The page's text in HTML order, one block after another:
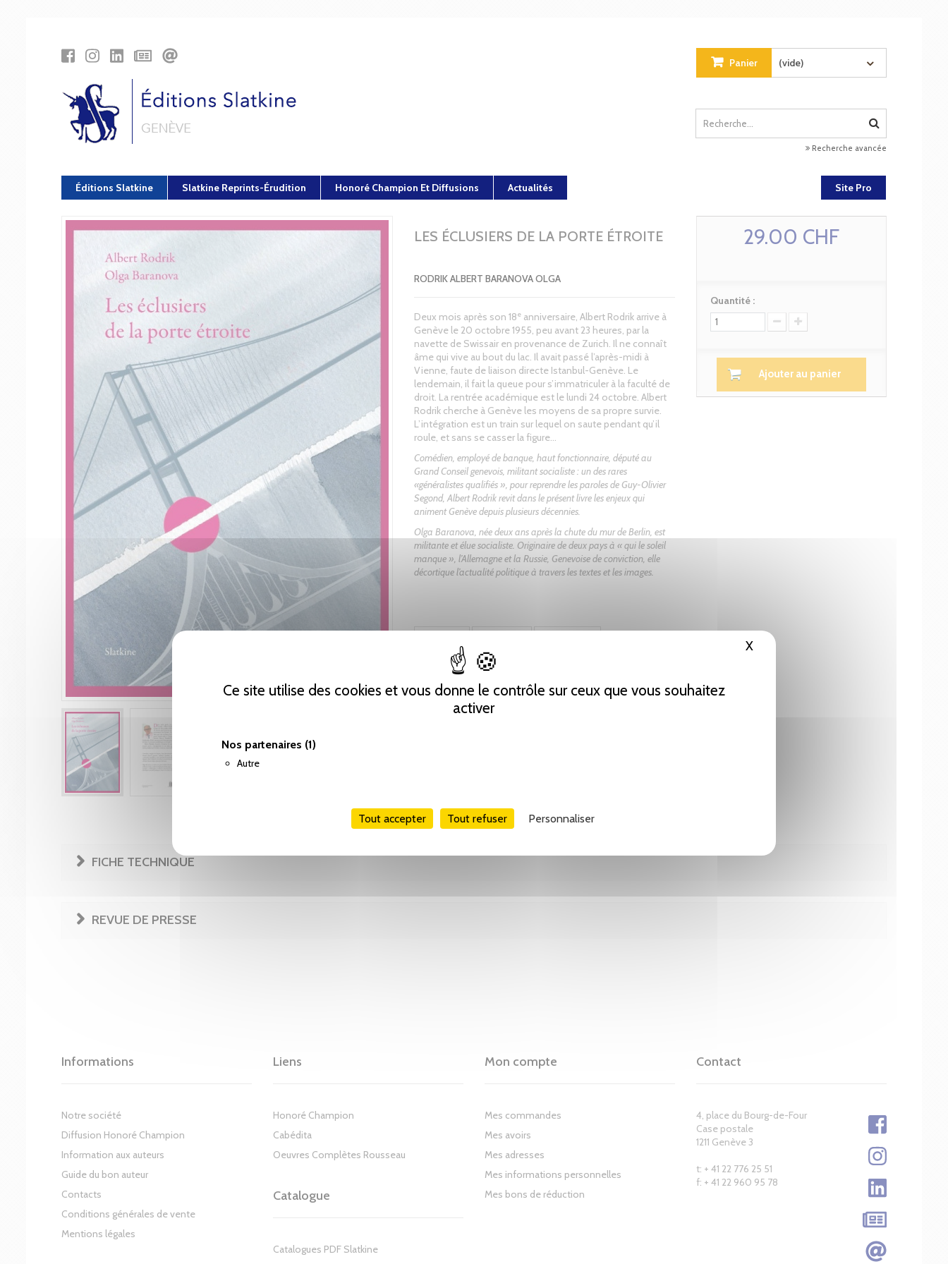
Ce site utilise des cookies et vous donne le contrôle sur ceux que vous souhaitez
activer
Nos partenaires (1)
Autre
Tout accepter Tout refuser Personnaliser
X Masquer le bandeau des cookies
Panier (vide)
Recherche avancée
Éditions Slatkine Slatkine Reprints-Érudition Honoré Champion Et Diffusions Actualités Site Pro
LES ÉCLUSIERS DE LA PORTE ÉTROITE
RODRIK ALBERT BARANOVA OLGA
Deux mois après son 18e anniversaire, Albert Rodrik arrive à
Genève le 20 octobre 1955, peu avant 23 heures, par la
navette de Swissair en provenance de Zurich. Il ne connaît
âme qui vive au bout du lac. Il avait passé l’après-midi à
Vienne, faute de liaison directe Istanbul-Genève. Le
lendemain, il fait la queue pour s’immatriculer à la faculté de
droit. La rentrée académique est le lundi 24 octobre. Albert
Rodrik cherche à Genève les moyens de sa propre survie.
L’intégration est un train sur lequel on saute pendant qu’il
roule, et sans se casser la figure…
Comédien, employé de banque, haut fonctionnaire, député au
Grand Conseil genevois, militant socialiste : un des rares
«généralistes qualifiés », pour reprendre les paroles de Guy-Olivier
Segond, Albert Rodrik revit dans le présent livre les enjeux qui
animent Genève depuis plusieurs décennies.
Olga Baranova, née deux ans après la chute du mur de Berlin, est
militante et élue socialiste. Originaire de deux pays à « qui le soleil
manque », l’Allemagne et la Russie, Genevoise de conviction, elle
décortique l’actualité politique à travers les textes et les images.
29.00 CHF
Quantité :
Ajouter au panier
FICHE TECHNIQUE
REVUE DE PRESSE
Informations
Notre société
Diffusion Honoré Champion
Information aux auteurs
Guide du bon auteur
Contacts
Conditions générales de vente
Mentions légales
Liens
Honoré Champion
Cabédita
Oeuvres Complètes Rousseau
Catalogue
Catalogues PDF Slatkine
Mon compte
Mes commandes
Mes avoirs
Mes adresses
Mes informations personnelles
Mes bons de réduction
Contact
4, place du Bourg-de-Four
Case postale
1211 Genève 3
t: + 41 22 776 25 51
f: + 41 22 960 95 78